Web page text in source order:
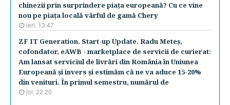
chinezii prin surprindere piaţa europeană? Cu ce vine
nou pe piaţa locală vârful de gamă Chery
ieri, 13:47
ZF IT Generation. Start-up Update. Radu Meteş,
cofondator, eAWB - marketplace de servicii de curierat:
Am lansat serviciul de livrări din România în Uniunea
Europeană şi invers şi estimăm că ne va aduce 15-20%
din venituri. În primul semestru, numărul de
joi, 22:20